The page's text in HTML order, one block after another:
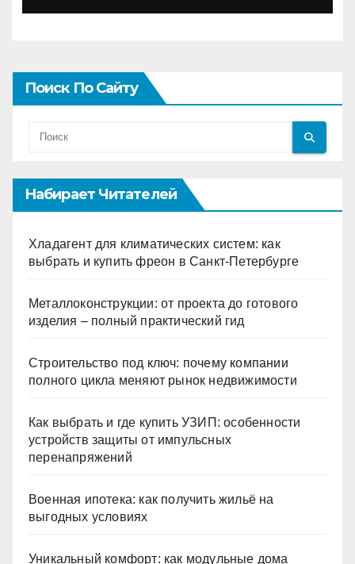
Поиск По Сайту
Набирает Читателей
Хладагент для климатических систем: как
выбрать и купить фреон в Санкт-Петербурге
Металлоконструкции: от проекта до готового
изделия – полный практический гид
Строительство под ключ: почему компании
полного цикла меняют рынок недвижимости
Как выбрать и где купить УЗИП: особенности
устройств защиты от импульсных
перенапряжений
Военная ипотека: как получить жильё на
выгодных условиях
Уникальный комфорт: как модульные дома